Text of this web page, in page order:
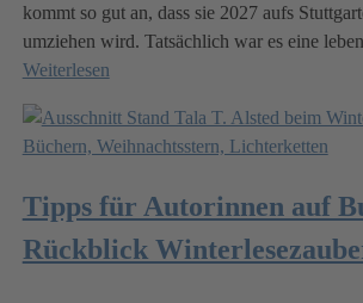
kommt so gut an, dass sie 2027 aufs
umziehen wird. Tatsächlich war es eine
Weiterlesen
Tipps für Autorinnen auf
Rückblick